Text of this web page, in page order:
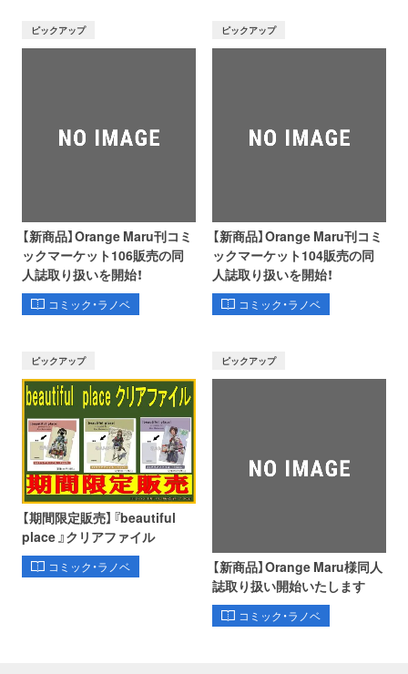
ピックアップ
【新商品】Orange Maru刊コミ
ックマーケット106販売の同
人誌取り扱いを開始！
コミック・ラノベ
ピックアップ
【新商品】Orange Maru刊コミ
ックマーケット104販売の同
人誌取り扱いを開始！
コミック・ラノベ
ピックアップ
【期間限定販売】『beautiful
place 』クリアファイル
コミック・ラノベ
ピックアップ
【新商品】Orange Maru様同人
誌取り扱い開始いたします
コミック・ラノベ